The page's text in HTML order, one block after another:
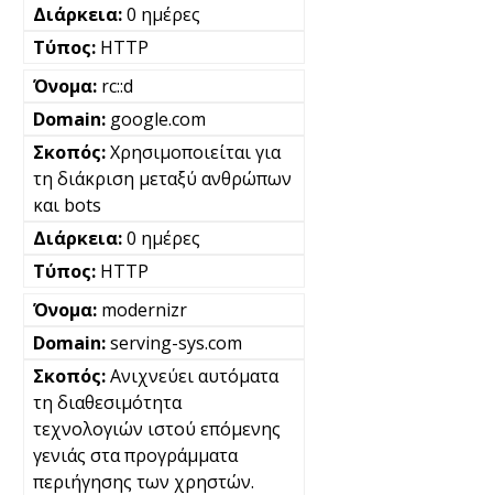
0 ημέρες
HTTP
rc::d
google.com
Χρησιμοποιείται για
τη διάκριση μεταξύ ανθρώπων
και bots
0 ημέρες
HTTP
modernizr
serving-sys.com
Ανιχνεύει αυτόματα
τη διαθεσιμότητα
τεχνολογιών ιστού επόμενης
γενιάς στα προγράμματα
περιήγησης των χρηστών.